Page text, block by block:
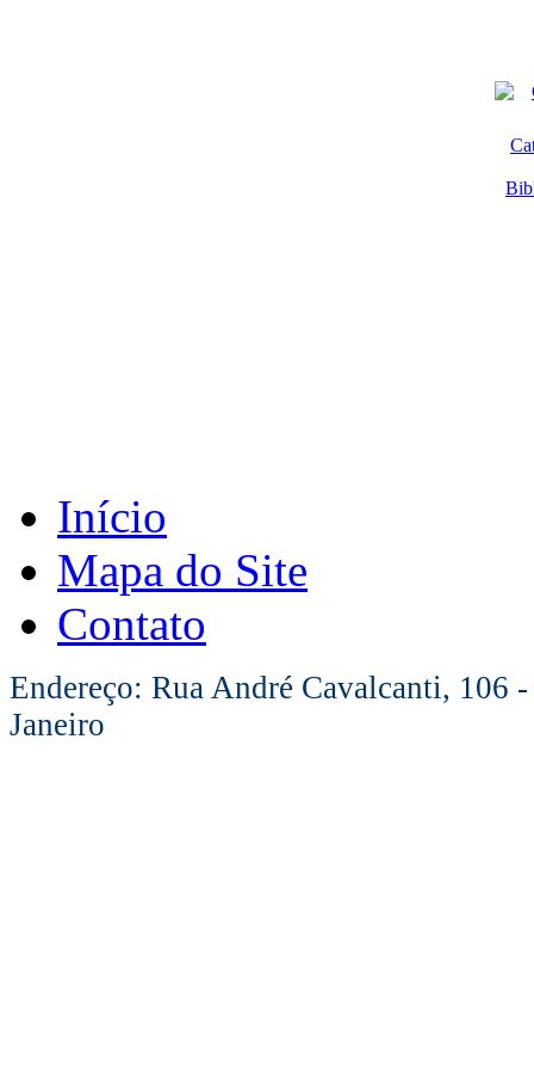
Início
Mapa do Site
Contato
Endereço: Rua André Cavalcanti, 106
Janeiro